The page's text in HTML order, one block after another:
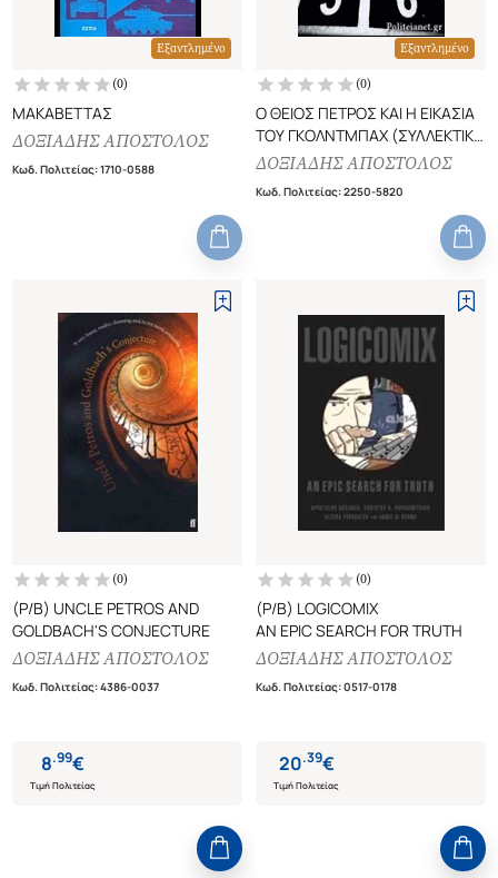
Εξαντλημένο
(0)
ΜΑΚΑΒΕΤΤΑΣ
ΔΟΞΙΑΔΗΣ ΑΠΟΣΤΟΛΟΣ
Κωδ. Πολιτείας:1710-0588
Εξαντλημένο
(0)
Ο ΘΕΙΟΣ ΠΕΤΡΟΣ ΚΑΙ Η ΕΙΚΑΣΙΑ
ΤΟΥ ΓΚΟΛΝΤΜΠΑΧ (ΣΥΛΛΕΚΤΙΚΗ
ΕΚΔΟΣΗ)
ΔΟΞΙΑΔΗΣ ΑΠΟΣΤΟΛΟΣ
Κωδ. Πολιτείας:2250-5820
(0)
(P/B) UNCLE PETROS AND
GOLDBACH'S CONJECTURE
ΔΟΞΙΑΔΗΣ ΑΠΟΣΤΟΛΟΣ
Κωδ. Πολιτείας:4386-0037
8.99€
Τιμή Πολιτείας
(0)
(P/B) LOGICOMIX
AN EPIC SEARCH FOR TRUTH
ΔΟΞΙΑΔΗΣ ΑΠΟΣΤΟΛΟΣ
Κωδ. Πολιτείας:0517-0178
20.39€
Τιμή Πολιτείας